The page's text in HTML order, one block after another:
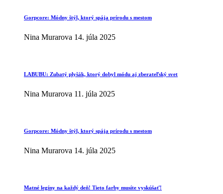
Gorpcore: Módny štýl, ktorý spája prírodu s mestom
Nina Murarova 14. júla 2025
LABUBU: Zubatý plyšák, ktorý dobyl módu aj zberateľský svet
Nina Murarova 11. júla 2025
Gorpcore: Módny štýl, ktorý spája prírodu s mestom
Nina Murarova 14. júla 2025
Matné legíny na každý deň! Tieto farby musíte vyskúšať!